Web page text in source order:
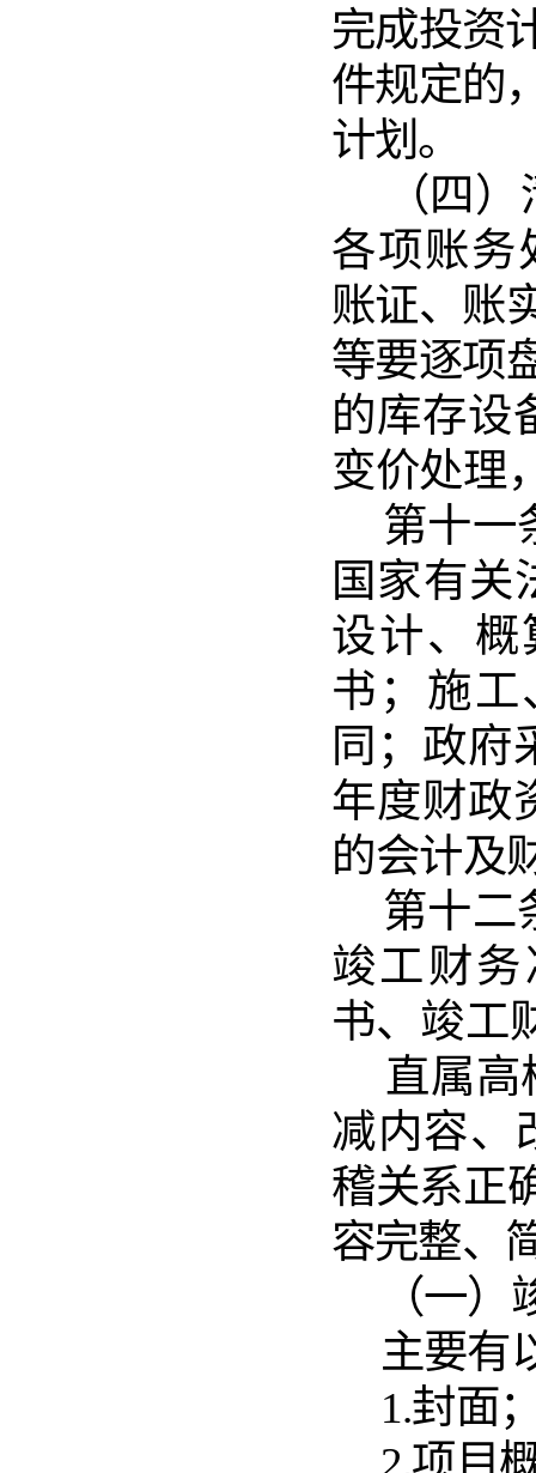
完成投资
件规定的
计划。
（ 四 ）
各项账务
账证、账
等要逐项
的库存设
变价处理
第十一
国家有关
设计、
书；施
同；政府
年度财政
的会计及
第十二
竣工财
书、竣工
直属高
减内容、
稽关系正
容完整、
（一）
主要有
1.封面
2.项目